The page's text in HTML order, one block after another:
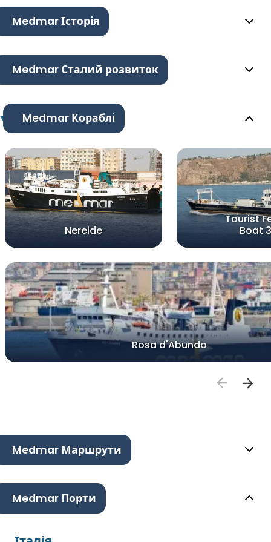
Medmar Історія
Medmar Сталий розвиток
Medmar Кораблі
Nereide
Tourist
Boat 3
Rosa d'Abundo
Medmar Маршрути
Medmar Порти